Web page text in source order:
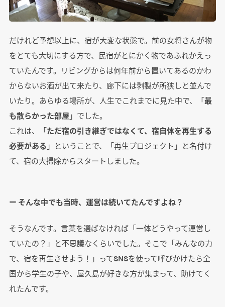
だけれど予想以上に、宿が大変な状態で。前の女将さんが物
をとても大切にする方で、民宿がとにかく物であふれかえっ
ていたんです。リビングからは何年前から置いてあるのかわ
からないお酒が出て来たり、廊下には剥製が所狭しと並んで
いたり。あらゆる場所が、人生でこれまでに見た中で、「最
も散らかった部屋 」でした。
これは、「ただ宿の引き継ぎではなくて、宿自体を再生する
必要がある 」ということで、「再生プロジェクト」と名付け
て、宿の大掃除からスタートしました。
ー そんな中でも当時、運営は続いてたんですよね？
そうなんです。言葉を選ばなければ「一体どうやって運営し
ていたの？」と不思議なくらいでした。そこで「みんなの力
で、宿を再生させよう！」ってSNSを使って呼びかけたら全
国から学生の子や、屋久島が好きな方が集まって、助けてく
れたんです。